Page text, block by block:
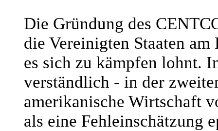
Die Gründung des
die Vereinigten Staaten
es sich zu kämpfen lohnt.
verständlich - in der
amerikanische Wirtschaft
als eine Fehleinschätzung